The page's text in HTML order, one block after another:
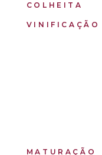
COLHEITA
VINIFICAÇÃO
MATURAÇÃO